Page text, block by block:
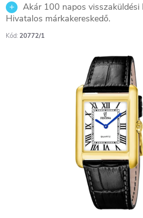
Akár 100 napos visszaküldési
Hivatalos márkakereskedő.
Kód: 20772/1